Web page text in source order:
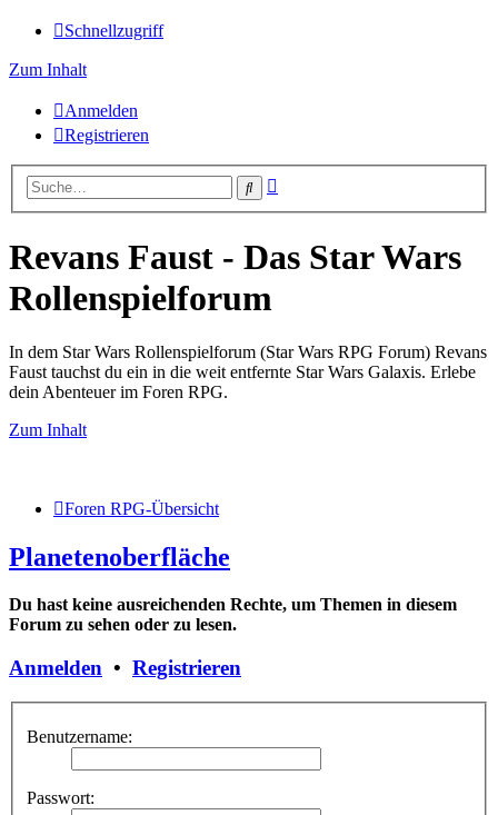
Schnellzugriff
Zum Inhalt
Anmelden
Registrieren
Suche
Revans Faust - Das Star Wars
Rollenspielforum
In dem Star Wars Rollenspielforum (Star Wars RPG Forum) Revans
Faust tauchst du ein in die weit entfernte Star Wars Galaxis. Erlebe
dein Abenteuer im Foren RPG.
Zum Inhalt
Foren RPG-Übersicht
Planetenoberfläche
Du hast keine ausreichenden Rechte, um Themen in diesem
Forum zu sehen oder zu lesen.
Anmelden • Registrieren
Benutzername:
Passwort: